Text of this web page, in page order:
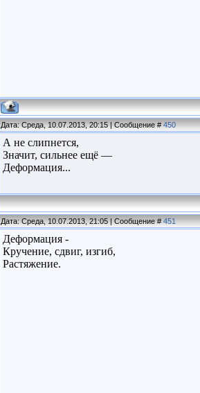
Дата: Среда, 10.07.2013, 20:15 | Сообщение #450
А не слипнется,
Значит, сильнее ещё —
Деформация...
Дата: Среда, 10.07.2013, 21:05 | Сообщение #451
Деформация -
Кручение, сдвиг, изгиб,
Растяжение.